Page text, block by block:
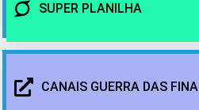
SUPER PLANILHA
CANAIS GUERRA DAS